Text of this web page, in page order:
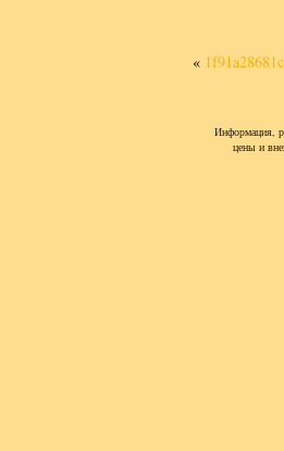
«
Информация,
цены и